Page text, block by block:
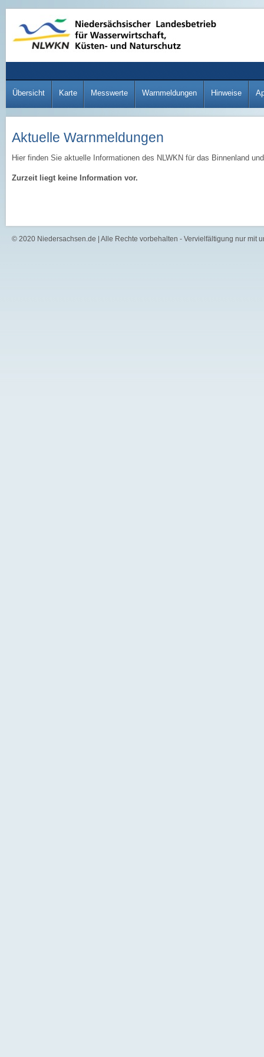
Übersicht Karte Messwerte Warnmeldungen Hinweise
Aktuelle Warnmeldungen
Hier finden Sie aktuelle Informationen des NLWKN für das Binnenland
Zurzeit liegt keine Information vor.
© 2020 Niedersachsen.de | Alle Rechte vorbehalten - Vervielfältigung nur mit